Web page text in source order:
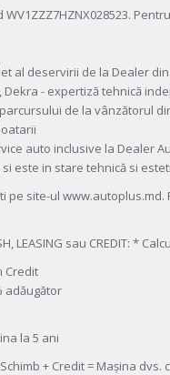
WV1ZZZ7HZNX028523.
al deservirii de la Dealer
Dekra - expertiză tehnică
de la vânzătorul
auto inclusive la Dealer
este in stare tehnică si
pe site-ul
LEASING sau CREDIT: *
Credit
adăugător
la 5 ani
Schimb + Credit = Mașina